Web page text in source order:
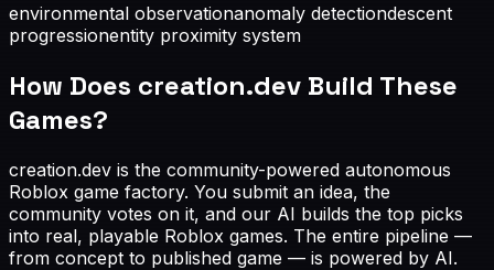
environmental observationanomaly detectiondescent
progressionentity proximity system
How Does creation.dev Build These
Games?
creation.dev is the community-powered autonomous
Roblox game factory. You submit an idea, the
community votes on it, and our AI builds the top picks
into real, playable Roblox games. The entire pipeline —
from concept to published game — is powered by AI.